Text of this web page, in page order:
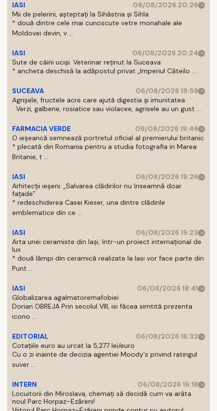
IASI
06/08/2026 20:26
Mii de pelerini, așteptați la Sihăstria și Sihla
* două dintre cele mai cunoscute vetre monahale ale
Moldovei devin, v ...
IASI
06/08/2026 20:24
Sute de câini uciși. Veterinar reținut la Suceava
* ancheta deschisă la adăpostul privat „Imperiul Căteilo ...
SUCEAVA
06/08/2026 19:59
Agrișele, fructele acre care ajută digestia și imunitatea
Verzi, galbene, rosiatice sau violacee, agrisele au un gust ...
FARMACIA VERDE
06/08/2026 19:46
O ieșeancă semnează portretul oficial al premierului britanic
* plecată din Romania pentru a studia fotografia in Marea
Britanie, t ...
IASI
06/08/2026 19:26
Arhitecții ieșeni: „Salvarea clădirilor nu înseamnă doar
fațade”
* redeschiderea Casei Kieser, una dintre clădirile
emblematice din ce ...
IASI
06/08/2026 19:23
Arta unei ceramiste din Iași, într-un proiect internațional de
lux
* două lămpi din ceramică realizate la Iasi vor face parte din
Punt ...
IASI
06/08/2026 18:41
Globalizarea agalmatoremafobiei
Dorian OBREJA Prin secolul VIII, isi făcea simtită prezenta
icono ...
EDITORIAL
06/08/2026 16:32
Cotațiile euro au urcat la 5,277 lei/euro
Cu o zi inainte de decizia agentiei Moody's privind ratingul
suver ...
INTERN
06/08/2026 16:18
Locuitorii din Miroslava, chemați să decidă cum va arăta
noul Parc Horpaz–Ezăreni!